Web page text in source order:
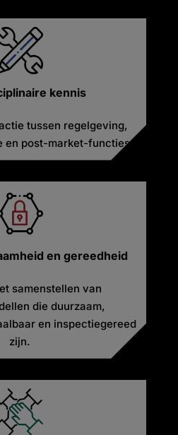
kennis
tussen regelgeving,
en post-market-functies.
en gereedheid
samenstellen van
die duurzaam,
en inspectiegereed
zijn.